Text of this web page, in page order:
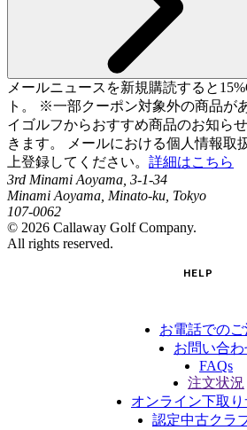
メールニュースを新規購読すると
ト。 ※一部クーポン対象外の商品が
イゴルフからおすすめ商品のお知ら
きます。 メールにおける個人情報取
上登録してください。 詳細はこちら
3rd Minami Aoyama, 3-1-34
Minami Aoyama, Minato-ku, Tokyo
107-0062
© 2026 Callaway Golf Company.
All rights reserved.
HELP
お電話でのご
お問い合わ
FAQs
注文状況
オンライン下取り
認定中古クラ